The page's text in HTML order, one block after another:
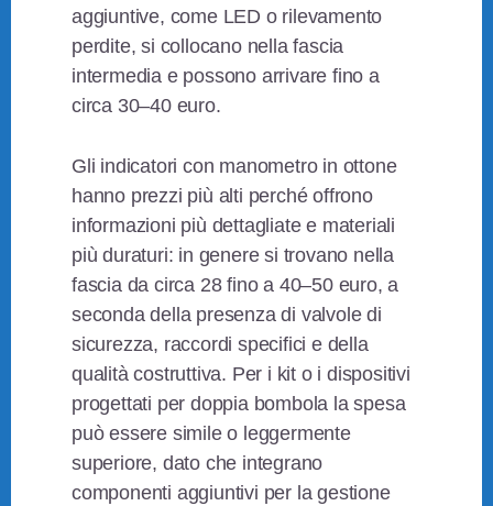
aggiuntive, come LED o rilevamento
perdite, si collocano nella fascia
intermedia e possono arrivare fino a
circa 30–40 euro.
Gli indicatori con manometro in ottone
hanno prezzi più alti perché offrono
informazioni più dettagliate e materiali
più duraturi: in genere si trovano nella
fascia da circa 28 fino a 40–50 euro, a
seconda della presenza di valvole di
sicurezza, raccordi specifici e della
qualità costruttiva. Per i kit o i dispositivi
progettati per doppia bombola la spesa
può essere simile o leggermente
superiore, dato che integrano
componenti aggiuntivi per la gestione